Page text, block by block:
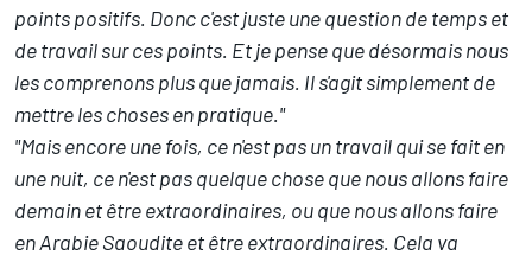
points positifs. Donc c'est juste une question de temps et
de travail sur ces points. Et je pense que désormais nous
les comprenons plus que jamais. Il s'agit simplement de
mettre les choses en pratique."
"Mais encore une fois, ce n'est pas un travail qui se fait en
une nuit, ce n'est pas quelque chose que nous allons faire
demain et être extraordinaires, ou que nous allons faire
en Arabie Saoudite et être extraordinaires. Cela va